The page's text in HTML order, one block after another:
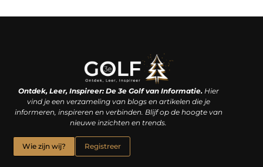
Ontdek, Leer, Inspireer: De 3e Golf van Informatie.Hier
vind je een verzameling van blogs en artikelen die je
informeren, inspireren en verbinden. Blijf op de hoogte van
nieuwe inzichten en trends.
Wie zijn wij? Registreer